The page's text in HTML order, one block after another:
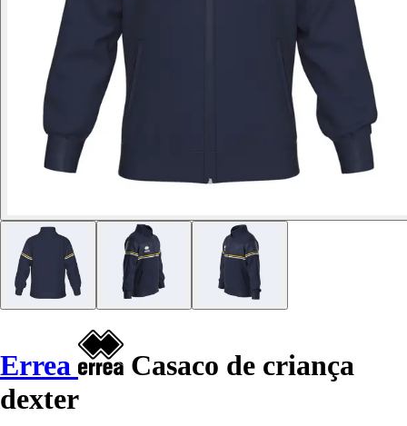
Errea
Casaco de criança
dexter